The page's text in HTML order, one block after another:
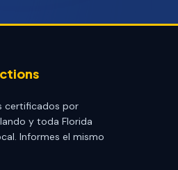
certificados por
y toda Florida
Informes el mismo